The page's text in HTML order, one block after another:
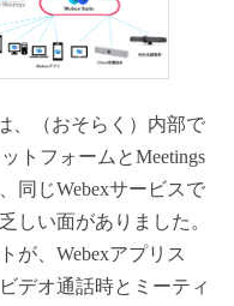
、（おそらく）内部で
トフォームとMeetings
同じWebexサービスで
しい面がありました。
が、Webexアプリス
デオ通話時とミーティ